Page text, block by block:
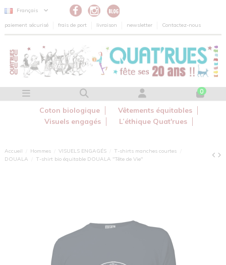
Panneau de gestion des cookies
Français
paiement sécurisé frais de port livraison newsletter Contactez-nous
0
Coton biologique
Vêtements équitables
Visuels engagés
L’éthique Quat'rues
Accueil Hommes VISUELS ENGAGÉS
T-shirts manches courtes
DOUALA
T-shirt bio équitable DOUALA "Tête de Vie"